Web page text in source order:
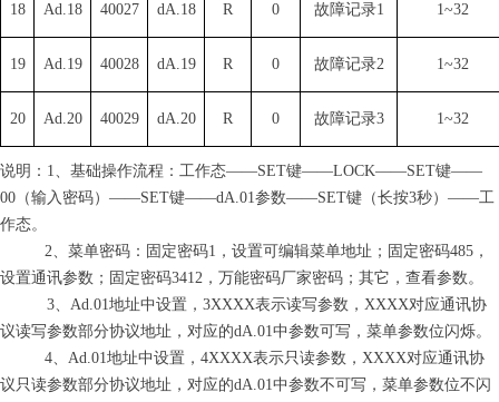
18 Ad.18 40027 dA.18 R 0 故障记录1 1~32
19 Ad.19 40028 dA.19 R 0 故障记录2 1~32
20 Ad.20 40029 dA.20 R 0 故障记录3 1~32
说明 ： 1、基础操作流程：工作态——SET键——LOCK——SET键——
00 （输入密码） ——SET键——dA.01参数——SET键（长按3秒） ——工
作态。
2、菜单密码：固定密码1 ，设置可编辑菜单地址；固定密码485 ，
设置通讯参数；固定密码3412 ，万能密码厂家密码；其它，查看参数。
3、 Ad.01地址中设置 ， 3XXXX表示读写参数 ， XXXX对应通讯协
议读写参数部分协议地址，对应的dA.01中参数可写，菜单参数位闪烁。
4、 Ad.01地址中设置 ， 4XXXX表示只读参数 ， XXXX对应通讯协
议只读参数部分协议地址，对应的dA.01中参数不可写，菜单参数位不闪